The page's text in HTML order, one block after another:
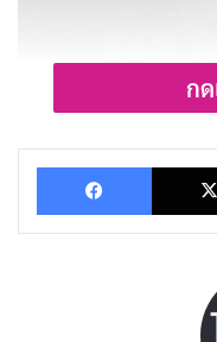
รีวิวและเรื่อง
Predator: Killer of
ก